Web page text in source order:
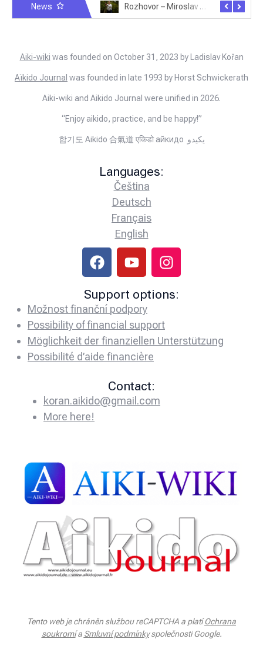
News Rozhovor – Miroslav Šmíd – 22.3.2025 Rozhovor – Joël Roche – 12.4.2025 – Praha, Karlín
Aiki-wiki was founded on October 31, 2023 by Ladislav Kořan
Aïkido Journal was founded in late 1993 by Horst Schwickerath
Aiki-wiki and Aikido Journal were unified in 2026.
“Enjoy aikido, practice, and be happy!”
합기도 Aikido 合氣道 एकिडो айкидо يكيدو
Languages:
Čeština
Deutsch
Français
English
Support options:
Možnost finanční podpory
Possibility of financial support
Möglichkeit der finanziellen Unterstützung
Possibilité d’aide financière
Contact:
koran.aikido@gmail.com
More here!
Tento web je chráněn službou reCAPTCHA a platíOchrana
soukromía Smluvní podmínkyspolečnosti Google.